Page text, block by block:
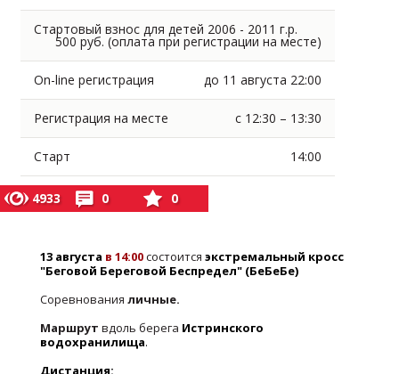
Стартовый взнос для детей 2006 - 2011 г.р.
500 руб. (оплата при регистрации на месте)
On-line регистрация до 11 августа 22:00
Регистрация на месте с 12:30 – 13:30
Старт 14:00
4933 0 0
13 августа в 14:00состоитсяэкстремальный кросс
"Беговой Береговой Беспредел" (БеБеБе)
Соревнованияличные.
Маршрут вдоль берега Истринского
водохранилища.
Дистанция: